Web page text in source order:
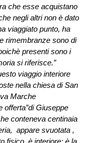
che esse acquistano
negli altri non è dato
viaggiato punto, ha
rimembranze sono di
presenti sono i
si riferisce.”
viaggio interiore
nella chiesa di San
Marche
offerta”di Giuseppe
conteneva centinaia
appare svuotata ,